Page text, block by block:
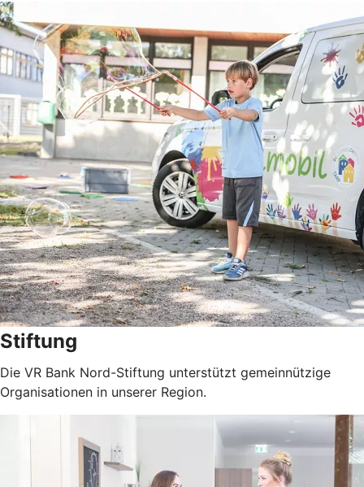
Stiftung
Die VR Bank Nord-Stiftung unterstützt gemeinnützige
Organisationen in unserer Region.